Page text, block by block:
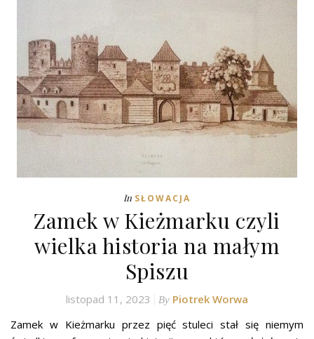
In SŁOWACJA
Zamek w Kieżmarku czyli
wielka historia na małym
Spiszu
listopad 11, 2023 By Piotrek Worwa
Zamek w Kieżmarku przez pięć stuleci stał się niemym